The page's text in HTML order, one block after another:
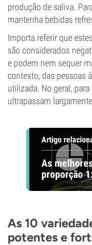
produção de saliva.
mantenha bebidas
Importa referir que
são considerados
e podem nem sequer
contexto, das pessoas
utilizada. No geral,
ultrapassam
Artigo
As
proporção
As 10
potentes e